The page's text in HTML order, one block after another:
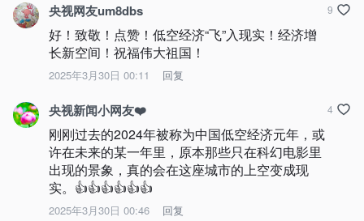
央视网友um8dbs
好！致敬！点赞！低空经济“飞”入现实！经济增
长新空间！祝福伟大祖国！
2025年3月30日 00:11 回复
9
央视新闻小网友❤️
刚刚过去的2024年被称为中国低空经济元年，或
许在未来的某一年里，原本那些只在科幻电影里
出现的景象，真的会在这座城市的上空变成现
实。👍👍👍👍👍👍
2025年3月30日 00:46 回复
4